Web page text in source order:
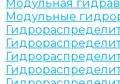
Модульная
Модульные